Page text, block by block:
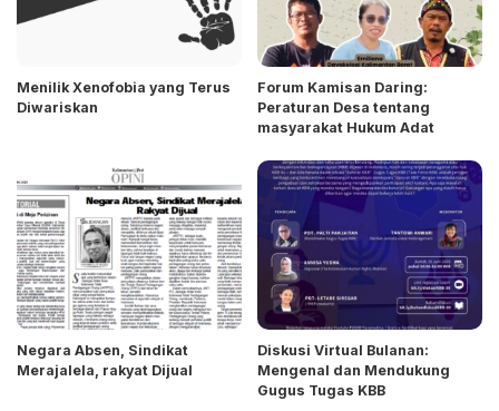
Menilik Xenofobia yang Terus
Diwariskan
Forum Kamisan Daring:
Peraturan Desa tentang
masyarakat Hukum Adat
Negara Absen, Sindikat
Merajalela, rakyat Dijual
Diskusi Virtual Bulanan:
Mengenal dan Mendukung
Gugus Tugas KBB